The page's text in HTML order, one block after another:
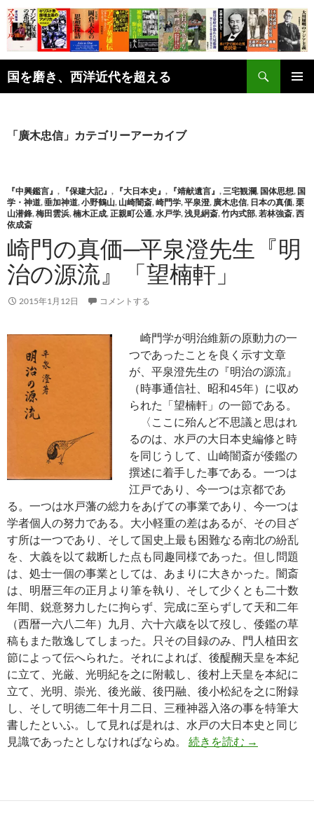
コ
ン
テ
ン
ツ
へ
国を磨き、西洋近代を超える
索
「廣木忠信」カテゴリーアーカイブ
『中興鑑言』 , 『保建大記』 , 『大日本史』 , 『靖献遺言』 ,三宅観瀾, 国体思想, 国
学・神道,垂加神道,小野鶴山, 山崎闇斎,崎門学,平泉澄, 廣木忠信, 日本の真価,栗
山潜鋒,梅田雲浜,楠木正成,正親町公通,水戸学,浅見絅斎,竹内式部,若林強斎,西
依成斎
崎門の真価─平泉澄先生『明
治の源流』「望楠軒」
2015年1月12日 コメントする
崎門学が明治維新の原動力の一
つであったことを良く示す文章
が、平泉澄先生の『明治の源流』
（時事通信社、昭和45年）に収め
られた「望楠軒」の一節である。
〈ここに殆んど不思議と思はれ
るのは、水戸の大日本史編修と時
を同じうして、山崎闇斎が倭鑑の
撰述に着手した事である。一つは
江戸であり、今一つは京都であ
る。一つは水戸藩の総力をあげての事業であり、今一つは
学者個人の努力である。大小軽重の差はあるが、その目ざ
す所は一つであり、そして国史上最も困難なる南北の紛乱
を、大義を以て裁断した点も同趣同様であった。但し問題
は、処士一個の事業としては、あまりに大きかった。闇斎
は、明暦三年の正月より筆を執り、そして少くとも二十数
年間、鋭意努力したに拘らず、完成に至らずして天和二年
（西暦一六八二年）九月、六十六歳を以て歿し、倭鑑の草
稿もまた散逸してしまった。只その目録のみ、門人植田玄
節によって伝へられた。それによれば、後醍醐天皇を本紀
に立て、光厳、光明紀を之に附載し、後村上天皇を本紀に
立て、光明、崇光、後光厳、後円融、後小松紀を之に附録
し、そして明徳二年十月二日、三種神器入洛の事を特筆大
書したといふ。して見れば是れは、水戸の大日本史と同じ
見識であったとしなければならぬ。 続きを読む 崎門の真価
→